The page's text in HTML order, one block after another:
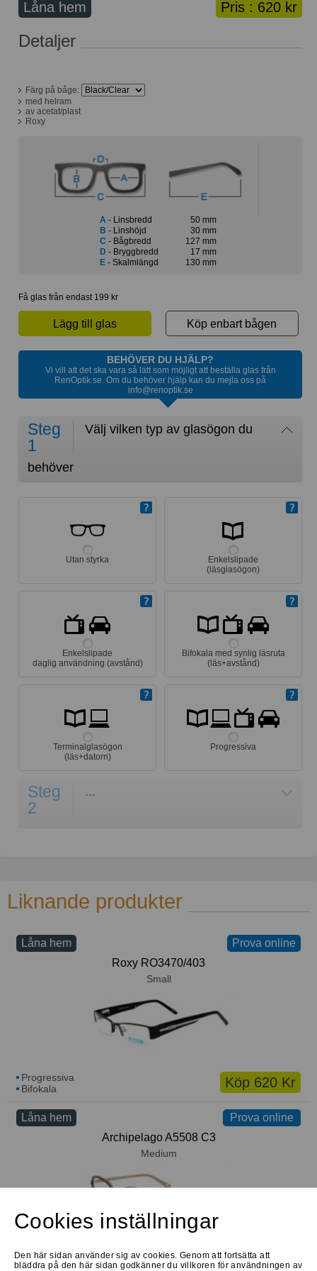
Lånekorg: 0 bågar
Pris : 620 kr
Låna hem
Detaljer
Färg på båge:
med helram
av acetat/plast
Roxy
A - Linsbredd
50 mm
B - Linshöjd
30 mm
C - Bågbredd
127 mm
D - Bryggbredd
17 mm
E- Skalmlängd 130 mm
Få glas från endast 199 kr
Lägg till glas Köp enbart bågen
BEHÖVER DU HJÄLP?
Vi vill att det ska vara så lätt som möjligt att beställa glas från
RenOptik.se. Om du behöver hjälp kan du mejla oss på
info@renoptik.se
Steg
1
Välj vilken typ av glasögon du
behöver
Utan styrka
Enkelslipade
(läsglasögon)
Enkelslipade
daglig användning (avstånd)
Bifokala med synlig läsruta
(läs+avstånd)
Terminalglasögon
(läs+datorn)
Progressiva
Steg
2
...
Liknande produkter
Prova online
Låna hem
Roxy RO3470/403
Small
Köp 620 Kr
Progressiva
Bifokala
Prova online
Prova online
Låna hem
Archipelago A5508 C3
Medium
Köp 720 Kr
Progressiva
Bifokala
Cookies inställningar
Den här sidan använder sig av cookies. Genom att fortsätta att
bläddra på den här sidan godkänner du villkoren för användningen av